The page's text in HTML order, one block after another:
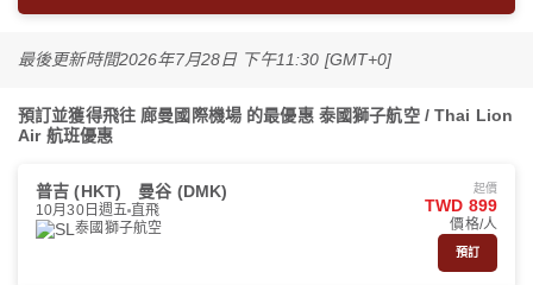
最後更新時間2026年7月28日 下午11:30 [GMT+0]
預訂並獲得飛往 廊曼國際機場 的最優惠 泰國獅子航空 / Thai Lion
Air 航班優惠
普吉 (HKT) 曼谷 (DMK)
10月30日週五 直飛
泰國獅子航空
起價
TWD 899
價格/人
預訂